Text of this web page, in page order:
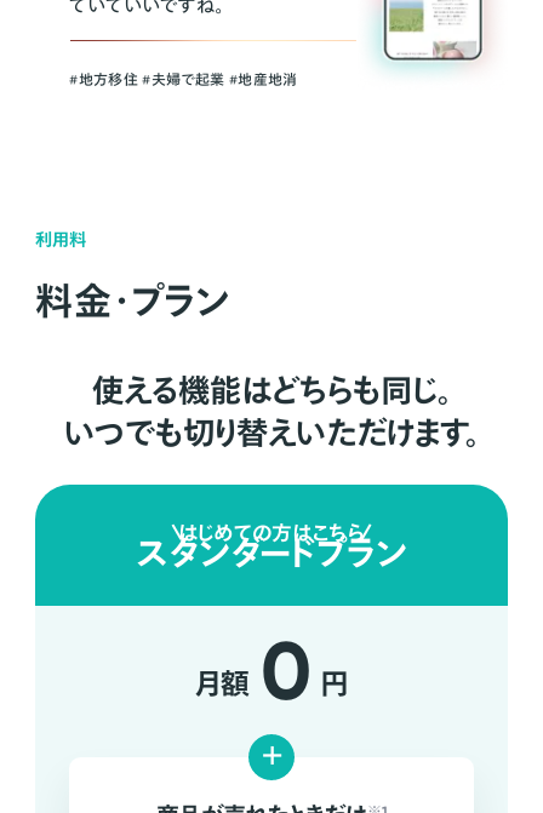
ていていいですね。
#地方移住 #夫婦で起業 #地産地消
利用料
料金・プラン
使える機能はどちらも同じ。
いつでも切り替えいただけます。
はじめての方はこちら
スタンダードプラン
月額 0 円
+